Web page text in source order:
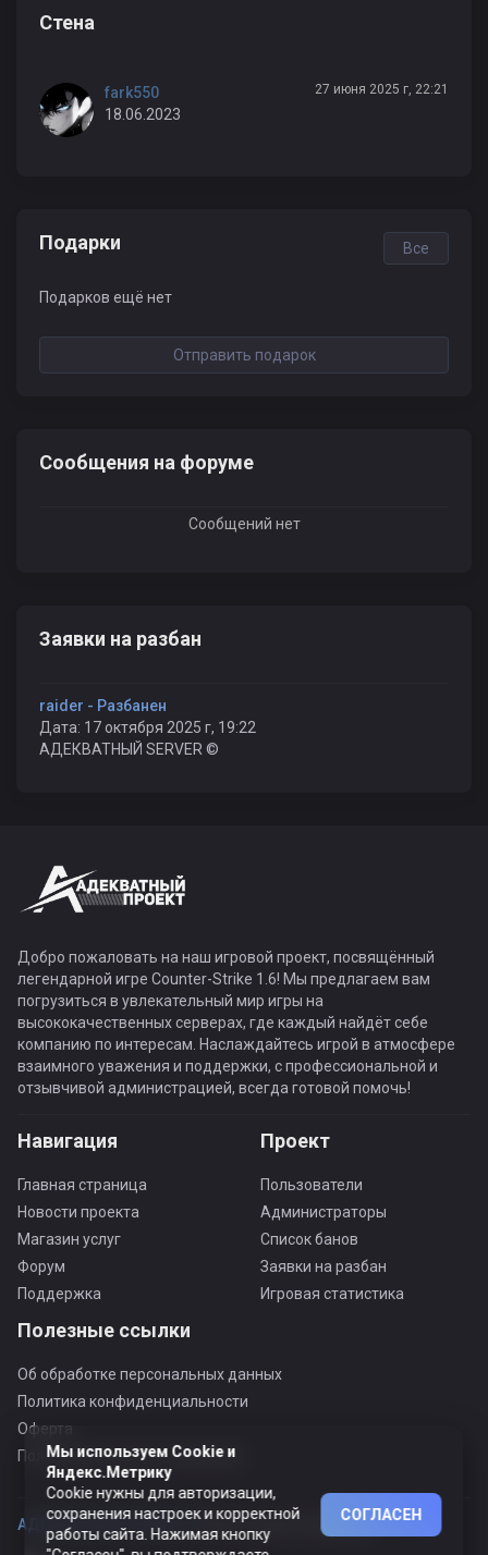
Стена
fark550 27 июня 2025 г, 22:21
18.06.2023
Подарки Все
Подарков ещё нет
Отправить подарок
Сообщения на форуме
Сообщений нет
Заявки на разбан
raider - Разбанен
Дата: 17 октября 2025 г, 19:22
АДЕКВАТНЫЙ SERVER ©
Добро пожаловать на наш игровой проект, посвящённый
легендарной игре Counter-Strike 1.6! Мы предлагаем вам
погрузиться в увлекательный мир игры на
высококачественных серверах, где каждый найдёт себе
компанию по интересам. Наслаждайтесь игрой в атмосфере
взаимного уважения и поддержки, с профессиональной и
отзывчивой администрацией, всегда готовой помочь!
Навигация
Главная страница
Новости проекта
Магазин услуг
Форум
Поддержка
Проект
Пользователи
Администраторы
Список банов
Заявки на разбан
Игровая статистика
Полезные ссылки
Об обработке персональных данных
Политика конфиденциальности
Оферта
Пользовательское соглашение
АДЕКВАТНЫЙ ПРОЕКТ ©© Все права защищены
Мы используем Cookie и
Яндекс.Метрику
Cookie нужны для авторизации,
сохранения настроек и корректной
работы сайта. Нажимая кнопку
СОГЛАСЕН